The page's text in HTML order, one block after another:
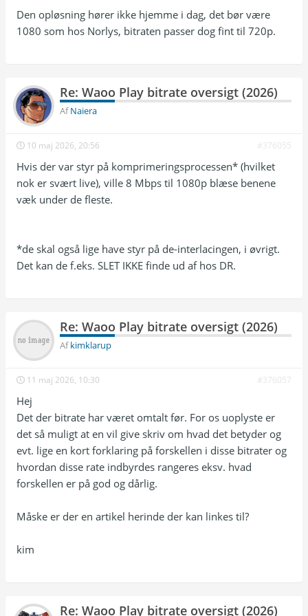
|  ~7.7 | AAC ~133k              |
| Kanal 9                  | 1920×1080p |  50
|  ~7.4 | AAC ~133k              |
|  ~7.3 | AAC ~134k              |
| TLC                      | 1920×1080p |  50
|  ~7.6 | EC-3 ~260k             |
| Animal Planet            | 1920×1080p |  50
| Travel Channel           | 1920×1080p |  50
| National Geographic      | 1920×1080p |  50
|  ~7.3 | EC-3 ~260k             |
| National Geographic Wild | 1920×1080p |  50
|  ~7.7 | EC-3 ~260k             |
| Eurosport 2              | 1920×1080p |  50
|  ~7.5 | AAC ~132k              |
| Sport Live               | 1920×1080p |  50
| V Sport Golf             | 1920×1080p |  50
|  ~7.4 | EC-3 ~260k             |
| V Sport Ultra HD         | 3840×2160p |  50
| ~17.5 | EC-3 ~260k             |
|  ~6.9 | EC-3 ~260k             |
|  ~6.9 | EC-3 ~260k             |
| V Film Action            | 1920×1080p |  50
|  ~7.4 | EC-3 ~260k             |
| V Film Hits              | 1920×1080p |  50
|  ~7.2 | EC-3 ~260k             |
| V Film Family            | 1920×1080p |  50
|  ~7.1 | EC-3 ~260k             |
| Viasat History           | 1920×1080p |  50
| Viasat Nature            | 1920×1080p |  50
|  ~7.6 | AAC ~133k              |
|  ~7.5 | EC-3 ~260k             |
Den opløsning hører ikke hjemme i dag, det bør være
1080 som hos Norlys, bitraten passer dog fint til 720p.
Re: Waoo Play bitrate oversigt (2026)
AfNaiera
10 maj 2026, 20:56 #376055
Hvis der var styr på komprimeringsprocessen* (hvilket
nok er svært live), ville 8 Mbps til 1080p blæse benene
væk under de fleste.
*de skal også lige have styr på de-interlacingen, i øvrigt.
Det kan de f.eks. SLET IKKE finde ud af hos DR.
Re: Waoo Play bitrate oversigt (2026)
Afkimklarup
11 maj 2026, 10:30 #376057
Hej
Det der bitrate har været omtalt før. For os uoplyste er
det så muligt at en vil give skriv om hvad det betyder og
evt. lige en kort forklaring på forskellen i disse bitrater og
hvordan disse rate indbyrdes rangeres eksv. hvad
forskellen er på god og dårlig.
Måske er der en artikel herinde der kan linkes til?
kim
Re: Waoo Play bitrate oversigt (2026)